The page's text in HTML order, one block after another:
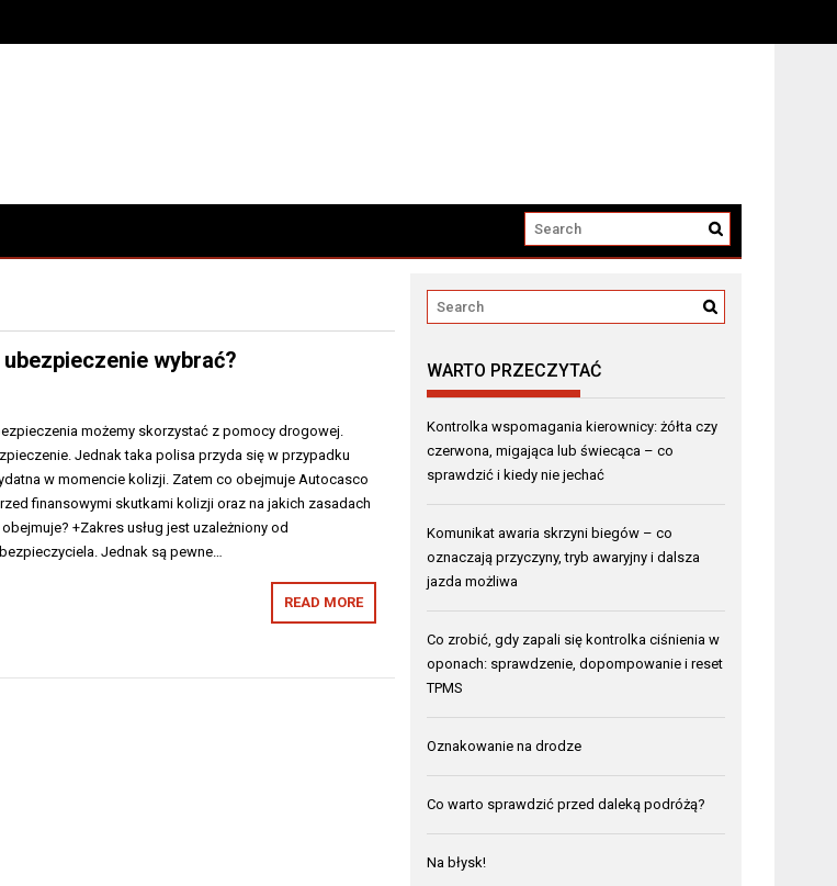
(immobilizer, paliwo, czujniki, przepustnica)
wybrać?
możemy skorzystać z pomocy drogowej.
Jednak taka polisa przyda się w przypadku
w momencie kolizji. Zatem co obejmuje Autocasco
finansowymi skutkami kolizji oraz na jakich zasadach
+Zakres usług jest uzależniony od
Jednak są pewne…
READ MORE
WARTO PRZECZYTAĆ
Kontrolka wspomagania kierownicy: żółta czy
czerwona, migająca lub świecąca – co
sprawdzić i kiedy nie jechać
Komunikat awaria skrzyni biegów – co
oznaczają przyczyny, tryb awaryjny i dalsza
jazda możliwa
Co zrobić, gdy zapali się kontrolka ciśnienia w
oponach: sprawdzenie, dopompowanie i reset
TPMS
Oznakowanie na drodze
Co warto sprawdzić przed daleką podróżą?
Na błysk!